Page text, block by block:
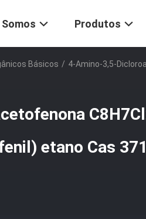
Somos Produtos
Básicos / 4-Amino-3,5-
etano Cas